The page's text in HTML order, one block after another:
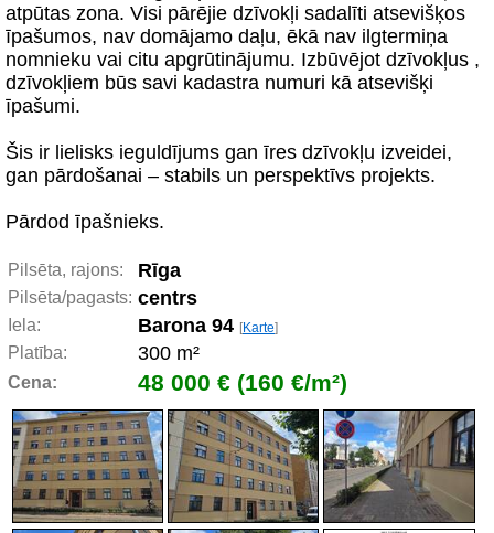
atpūtas zona. Visi pārējie dzīvokļi sadalīti atsevišķos
īpašumos, nav domājamo daļu, ēkā nav ilgtermiņa
nomnieku vai citu apgrūtinājumu. Izbūvējot dzīvokļus ,
dzīvokļiem būs savi kadastra numuri kā atsevišķi
īpašumi.
Šis ir lielisks ieguldījums gan īres dzīvokļu izveidei,
gan pārdošanai – stabils un perspektīvs projekts.
Pārdod īpašnieks.
Pilsēta, rajons: Rīga
Pilsēta/pagasts: centrs
Iela: Barona 94 [Karte]
Platība: 300 m²
Cena: 48 000 € (160 €/m²)